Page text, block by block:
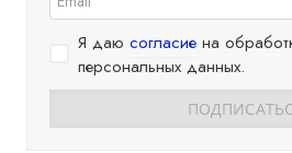
Я даю согласие на
персональных данных.